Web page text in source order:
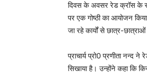
दिवस के अवसर रेड क्रॉस के
पर एक गोष्ठी का आयोजन
जा रहे कार्यों से छात्र-
प्राचार्य प्रो0 प्रणीता
सिखाया है। उन्होंने कहा कि